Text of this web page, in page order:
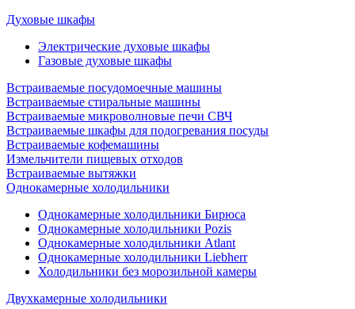
Духовые шкафы
Электрические духовые шкафы
Газовые духовые шкафы
Встраиваемые посудомоечные машины
Встраиваемые стиральные машины
Встраиваемые микроволновые печи СВЧ
Встраиваемые шкафы для подогревания посуды
Встраиваемые кофемашины
Измельчители пищевых отходов
Встраиваемые вытяжки
Однокамерные холодильники
Однокамерные холодильники Бирюса
Однокамерные холодильники Pozis
Однокамерные холодильники Atlant
Однокамерные холодильники Liebherr
Холодильники без морозильной камеры
Двухкамерные холодильники